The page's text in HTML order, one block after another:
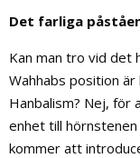
Det farliga
Kan man tro vid det
Wahhabs position
Hanbalism? Nej, för
enhet till
kommer att